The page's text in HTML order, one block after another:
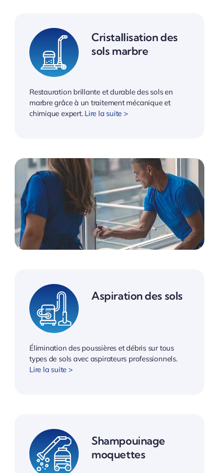
Cristallisation des
sols marbre
Restauration brillante et durable des sols en
marbre grâce à un traitement mécanique et
chimique expert. Lire la suite >
Aspiration des sols
Élimination des poussières et débris sur tous
types de sols avec aspirateurs professionnels.
Lire la suite >
Shampouinage
moquettes